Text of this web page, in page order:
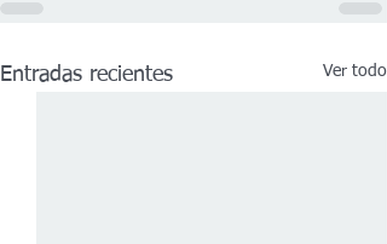
Entradas recientes Ver todo